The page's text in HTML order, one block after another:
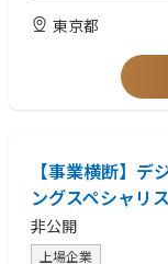
【使用技術・開発環境】
・Design Tools:
・Generative AI &
djourney, Grok (X API)
つくったものが、そ
ます。
土台から、いっしょに
コンポーネント設計も
うのではなく、その基
デザインガイドライン
ユーザーインタビュ
■求める人物像
GREEN SPOONのビ
取り組める
担当領域にこだわらず
風通しの良い社風のあ
東京都
【事業横断】デ
ングスペシャリ
非公開
上場企業